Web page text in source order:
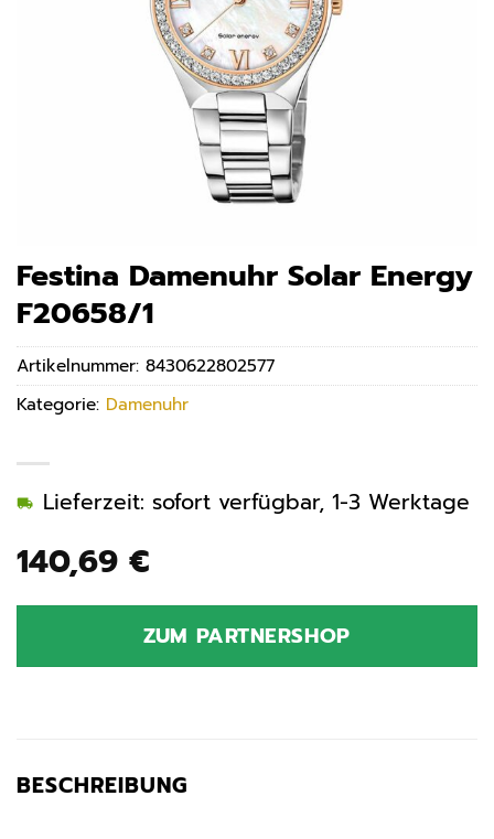
Festina Damenuhr Solar Energy
F20658/1
140,69 €
Lieferzeit: sofort verfügbar, 1-3 Werktage
ZUM PARTNERSHOP
Artikelnummer: 8430622802577
Kategorie: Damenuhr
BESCHREIBUNG